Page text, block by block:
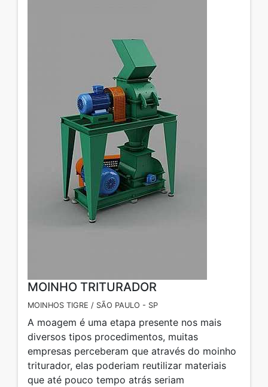
MOINHO TRITURADOR
MOINHOS TIGRE / SÃO PAULO - SP
A moagem é uma etapa presente nos mais
diversos tipos procedimentos, muitas
empresas perceberam que através do moinho
triturador, elas poderiam reutilizar materiais
que até pouco tempo atrás seriam